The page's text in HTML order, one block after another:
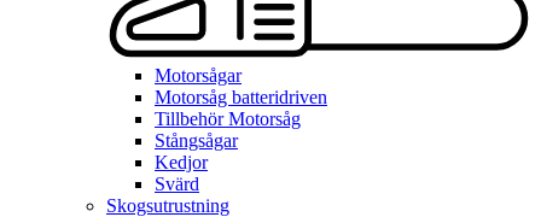
Motorsågar
Motorsåg batteridriven
Tillbehör Motorsåg
Stångsågar
Kedjor
Svärd
Skogsutrustning